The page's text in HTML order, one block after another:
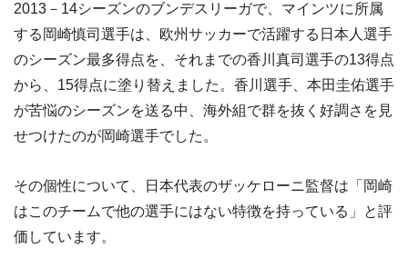
2013－14シーズンのブンデスリーガで、マインツに所属
する岡崎慎司選手は、欧州サッカーで活躍する日本人選手
のシーズン最多得点を、それまでの香川真司選手の13得点
から、15得点に塗り替えました。香川選手、本田圭佑選手
が苦悩のシーズンを送る中、海外組で群を抜く好調さを見
せつけたのが岡崎選手でした。
その個性について、日本代表のザッケローニ監督は「岡崎
はこのチームで他の選手にはない特徴を持っている」と評
価しています。